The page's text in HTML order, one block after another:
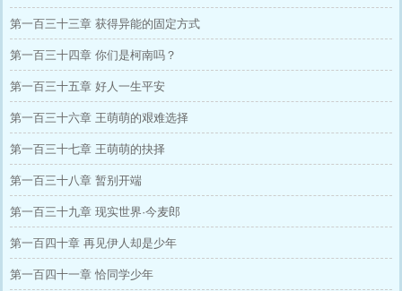
第一百三十三章 获得异能的固定方式
第一百三十四章 你们是柯南吗？
第一百三十五章 好人一生平安
第一百三十六章 王萌萌的艰难选择
第一百三十七章 王萌萌的抉择
第一百三十八章 暂别开端
第一百三十九章 现实世界·今麦郎
第一百四十章 再见伊人却是少年
第一百四十一章 恰同学少年